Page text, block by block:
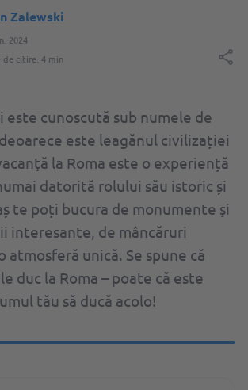
Zalewski
2024
de citire: 4 min
este cunoscută sub numele de
este leagănul civilizației
la Roma este o experiență
datorită rolului său istoric și
te poți bucura de monumente şi
interesante, de mâncăruri
atmosferă unică. Se spune că
duc la Roma – poate că este
tău să ducă acolo!